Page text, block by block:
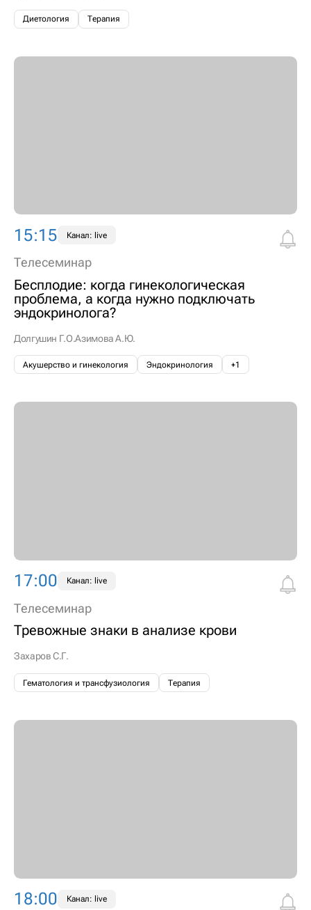
Диетология Терапия
15:15 Канал: live
Телесеминар
Бесплодие: когда гинекологическая
проблема, а когда нужно подключать
эндокринолога?
Долгушин Г.О.Азимова А.Ю.
Акушерство и гинекология Эндокринология +1
17:00 Канал: live
Телесеминар
Тревожные знаки в анализе крови
Захаров С.Г.
Гематология и трансфузиология Терапия
18:00 Канал: live